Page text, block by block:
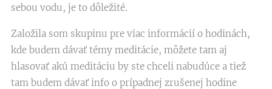
sebou vodu, je to dôležité.
Založila som skupinu pre viac informácií o hodinách,
kde budem dávať témy meditácie, môžete tam aj
hlasovať akú meditáciu by ste chceli nabudúce a tiež
tam budem dávať info o prípadnej zrušenej hodine